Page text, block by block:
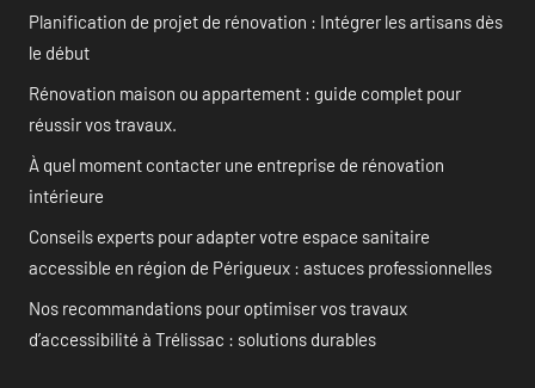
Planification de projet de rénovation : Intégrer les artisans dès
le début
Rénovation maison ou appartement : guide complet pour
réussir vos travaux.
À quel moment contacter une entreprise de rénovation
intérieure
Conseils experts pour adapter votre espace sanitaire
accessible en région de Périgueux : astuces professionnelles
Nos recommandations pour optimiser vos travaux
d’accessibilité à Trélissac : solutions durables